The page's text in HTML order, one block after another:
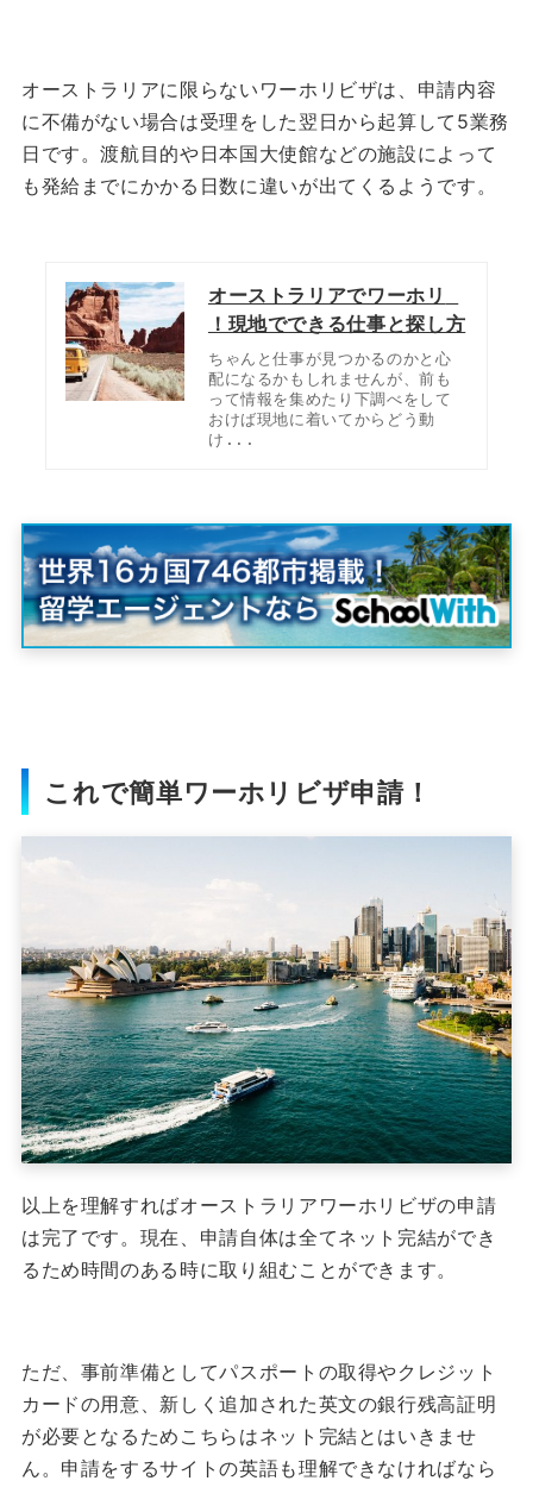
オーストラリアに限らないワーホリビザは、申請内容
に不備がない場合は受理をした翌日から起算して5業務
日です。渡航目的や日本国大使館などの施設によって
も発給までにかかる日数に違いが出てくるようです。
オーストラリアでワーホリ
！現地でできる仕事と探し方
ちゃんと仕事が見つかるのかと心
配になるかもしれませんが、前も
って情報を集めたり下調べをして
おけば現地に着いてからどう動
け...
これで簡単ワーホリビザ申請！
以上を理解すればオーストラリアワーホリビザの申請
は完了です。 現在、申請自体は全てネット完結ができ
るため時間のある時に取り組むことができます。
ただ、事前準備としてパスポートの取得やクレジット
カードの用意、新しく追加された英文の銀行残高証明
が必要となるためこちらはネット完結とはいきませ
ん。 申請をするサイトの英語も理解できなければなら